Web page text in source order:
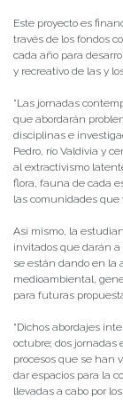
Este proyecto es
través de los fondos
cada año para
y recreativo de las y
“Las jornadas
que abordarán
disciplinas e
Pedro, río Valdivia y
al extractivismo
flora, fauna de cada
las comunidades que
Así mismo, la
invitados que darán
se están dando en la
medioambiental,
para futuras
“Dichos abordajes
octubre; dos jornadas
procesos que se han
dar espacios para la
llevadas a cabo por